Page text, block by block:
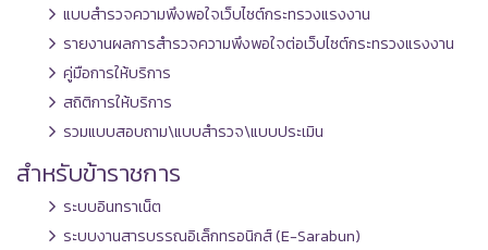
แบบสำรวจความพึงพอใจเว็บไซต์กระทรวงแรงงาน
รายงานผลการสำรวจความพึงพอใจต่อเว็บไซต์กระทรวงแรงงาน
คู่มือการให้บริการ
สถิติการให้บริการ
รวมแบบสอบถาม\แบบสำรวจ\แบบประเมิน
สำหรับข้าราชการ
ระบบอินทราเน็ต
ระบบงานสารบรรณอิเล็กทรอนิกส์ (E-Sarabun)